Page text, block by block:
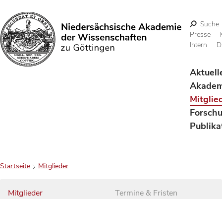
Suchen
Suche
Presse
Intern
Startseite Mitglieder
Mitglieder
Termine & Fristen